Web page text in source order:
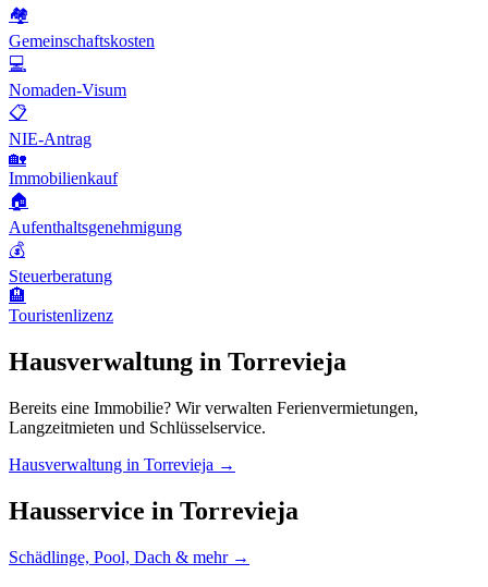
🏘️
Gemeinschaftskosten
💻
Nomaden-Visum
📋
NIE-Antrag
🏡
Immobilienkauf
🏠
Aufenthaltsgenehmigung
💰
Steuerberatung
🏨
Touristenlizenz
Hausverwaltung in Torrevieja
Bereits eine Immobilie? Wir verwalten Ferienvermietungen,
Langzeitmieten und Schlüsselservice.
Hausverwaltung in Torrevieja →
Hausservice in Torrevieja
Schädlinge, Pool, Dach & mehr →